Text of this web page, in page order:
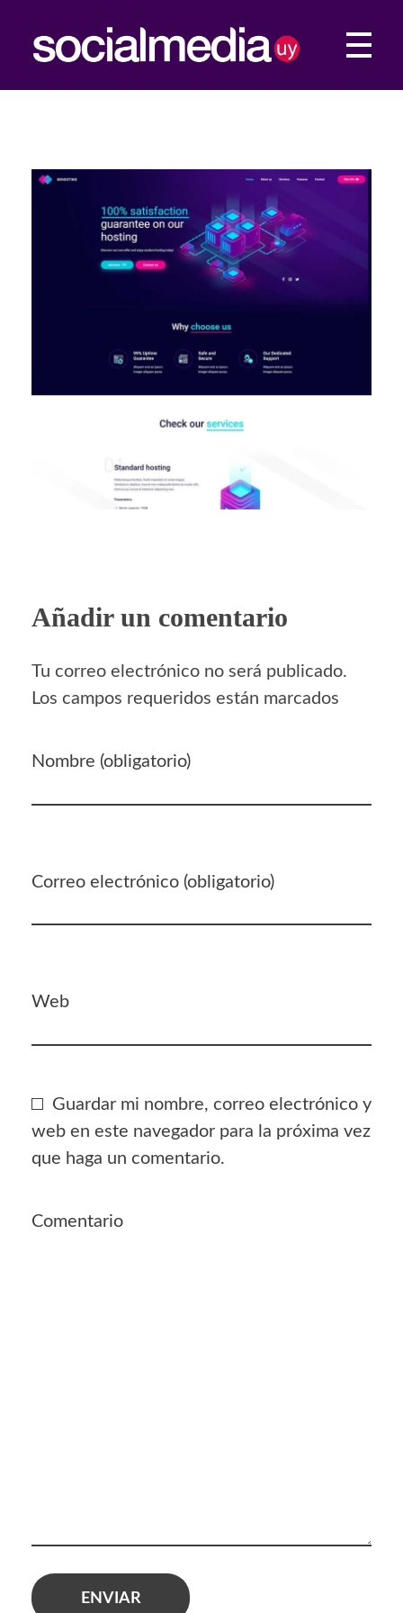
Social Media UY
Construimos tu presencia Web
Añadir un comentario
Tu correo electrónico no será publicado.
Los campos requeridos están marcados
Nombre (obligatorio)
Correo electrónico (obligatorio)
Web
Guardar mi nombre, correo electrónico y
web en este navegador para la próxima vez
que haga un comentario.
Comentario